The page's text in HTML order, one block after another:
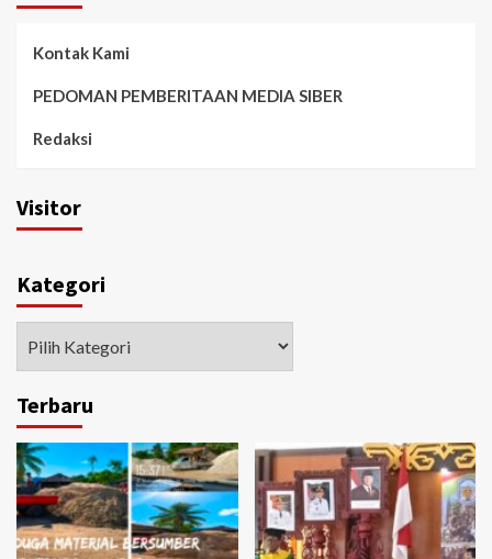
Kontak Kami
PEDOMAN PEMBERITAAN MEDIA SIBER
Redaksi
Visitor
Kategori
Terbaru